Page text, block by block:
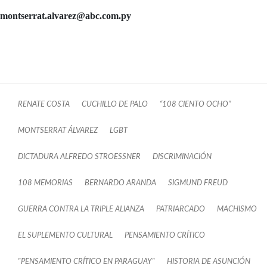
montserrat.alvarez@abc.com.py
RENATE COSTA CUCHILLO DE PALO “108 CIENTO OCHO”
MONTSERRAT ÁLVAREZ LGBT
DICTADURA ALFREDO STROESSNER DISCRIMINACIÓN
108 MEMORIAS BERNARDO ARANDA SIGMUND FREUD
GUERRA CONTRA LA TRIPLE ALIANZA PATRIARCADO MACHISMO
EL SUPLEMENTO CULTURAL PENSAMIENTO CRÍTICO
"PENSAMIENTO CRÍTICO EN PARAGUAY" HISTORIA DE ASUNCIÓN